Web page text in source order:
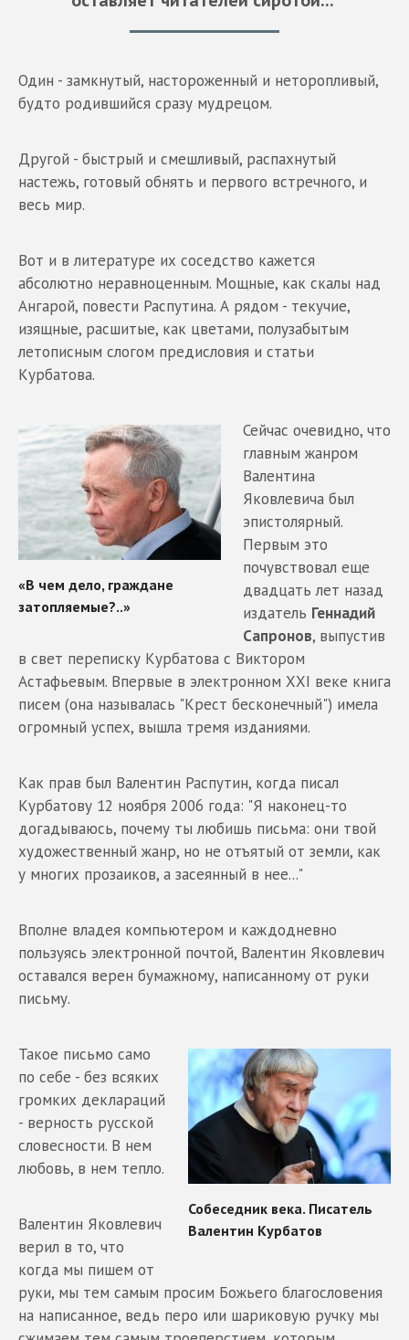
Один - замкнутый, настороженный и неторопливый,
будто родившийся сразу мудрецом.
Другой - быстрый и смешливый, распахнутый
настежь, готовый обнять и первого встречного, и
весь мир.
Вот и в литературе их соседство кажется
абсолютно неравноценным. Мощные, как скалы над
Ангарой, повести Распутина. А рядом - текучие,
изящные, расшитые, как цветами, полузабытым
летописным слогом предисловия и статьи
Курбатова.
Сейчас очевидно, что
главным жанром
Валентина
Яковлевича был
эпистолярный.
Первым это
почувствовал еще
двадцать лет назад
издатель Геннадий
Сапронов, выпустив
в свет переписку Курбатова с Виктором
Астафьевым. Впервые в электронном ХХI веке книга
писем (она называлась "Крест бесконечный") имела
огромный успех, вышла тремя изданиями.
Как прав был Валентин Распутин, когда писал
Курбатову 12 ноября 2006 года: "Я наконец-то
догадываюсь, почему ты любишь письма: они твой
художественный жанр, но не отъятый от земли, как
у многих прозаиков, а засеянный в нее..."
Вполне владея компьютером и каждодневно
пользуясь электронной почтой, Валентин Яковлевич
оставался верен бумажному, написанному от руки
письму.
Такое письмо само
по себе - без всяких
громких деклараций
- верность русской
словесности. В нем
любовь, в нем тепло.
Валентин Яковлевич
верил в то, что
когда мы пишем от
руки, мы тем самым просим Божьего благословения
на написанное, ведь перо или шариковую ручку мы